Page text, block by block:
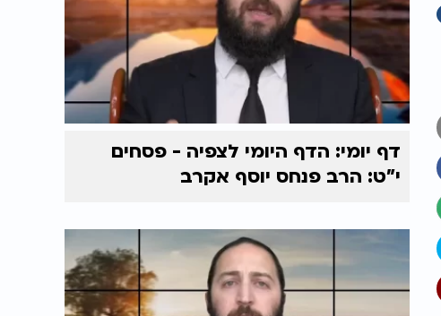
דף יומי: הדף היומי לצפיה - פסחים
י"ט: הרב פנחס יוסף אקרב